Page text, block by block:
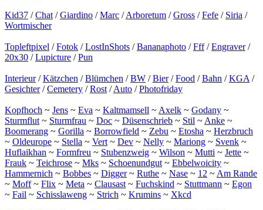
Kid37 /Chat /Giardino /Marc /Arboretum /Gross /Fefe / Siria /
Wortmischer
Topleftpixel /Fotok /LostInShots /Bananaphoto /Fff/Engraver/
20x30 /Lupicture /Pun
Interieur/Kätzchen /Blümchen /BW /Bier/Food /Bahn /KGA /
Gesichter/Cemetery /Rost /Auto /Photofriday
Kopfhoch ~ Jens ~ Eva ~ Kaltmamsell ~ Axelk ~ Godany ~
Sturmflut ~ Sturmfrau ~ Doc ~ Düsenschrieb ~ Stil ~ Anke ~
Boomerang ~ Gorilla ~ Borrowfield ~ Zebu ~ Etosha ~ Herzbruch
~ Oldeurope ~ Stella ~ Vert ~ Dev ~ Nelly ~ Mariong ~ Svenk ~
Huflaikhan ~ Formfreu ~ Stubenzweig ~ Wilson ~ Mutti ~ Jette ~
Frauk ~ Teichrose ~ Mks ~ Schoenundgut ~ Ebbelwoicity ~
Hammernich ~ Bobbes ~ Digger~ Ruthe ~ Nase ~ 12 ~ Am Rande
~ Moff~ Flix ~ Meta ~ Clausast ~ Fuchskind ~ Stuttmann ~ Egon
~ Fail ~ Schisslaweng ~ Strich ~ Krumins ~ Xkcd